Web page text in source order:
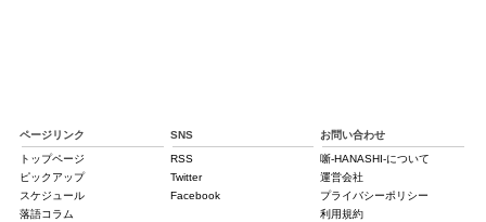
ページリンク
トップページ
ピックアップ
スケジュール
落語コラム
SNS
RSS
Twitter
Facebook
お問い合わせ
噺-HANASHI-について
運営会社
プライバシーポリシー
利用規約